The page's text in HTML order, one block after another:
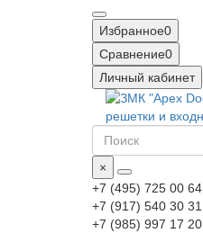
Избранное0
Сравнение0
Личный кабинет
×
+7 (495) 725 00 64
+7 (917) 540 30 31
+7 (985) 997 17 20